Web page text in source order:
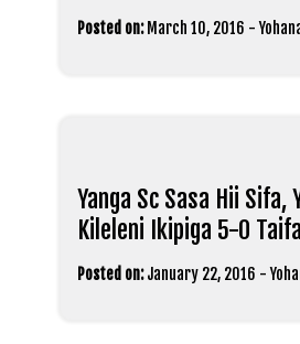
Posted on: March 10, 2016 -
Yanga Sc Sasa Hii Sifa,
Kileleni Ikipiga 5-0 Taifa
Posted on: January 22, 2016 -